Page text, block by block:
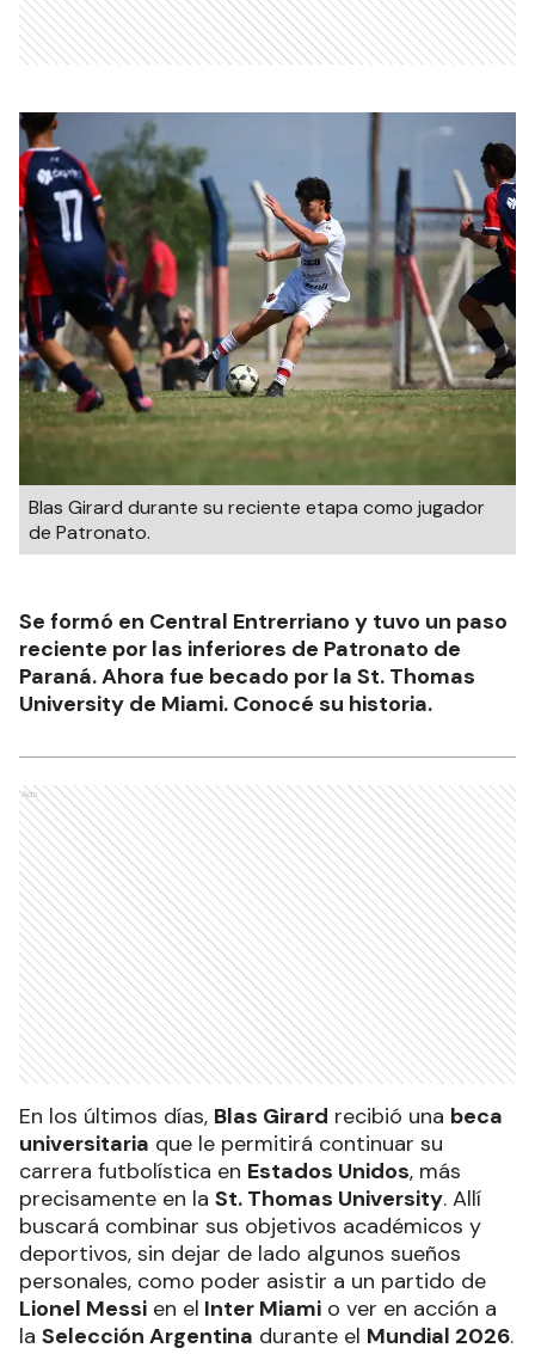
Blas Girard durante su reciente etapa como jugador
de Patronato.
Se formó en Central Entrerriano y tuvo un paso
reciente por las inferiores de Patronato de
Paraná. Ahora fue becado por la St. Thomas
University de Miami. Conocé su historia.
Ads
En los últimos días, Blas Girard recibió una beca
universitaria que le permitirá continuar su
carrera futbolística en Estados Unidos, más
precisamente en la St. Thomas University. Allí
buscará combinar sus objetivos académicos y
deportivos, sin dejar de lado algunos sueños
personales, como poder asistir a un partido de
Lionel Messi en el Inter Miami o ver en acción a
la Selección Argentina durante el Mundial 2026.